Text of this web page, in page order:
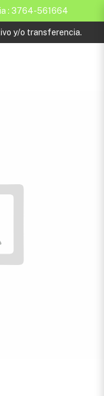
: 3764-561664
y/o transferencia.